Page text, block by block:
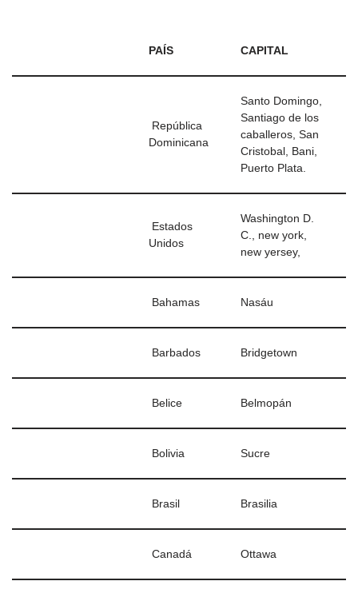
PAÍS CAPITAL
República
Dominicana
Santo Domingo,
Santiago de los
caballeros, San
Cristobal, Bani,
Puerto Plata.
Estados
Unidos
Washington D.
C., new york,
new yersey,
Bahamas Nasáu
Barbados Bridgetown
Belice Belmopán
Bolivia Sucre
Brasil Brasilia
Canadá Ottawa